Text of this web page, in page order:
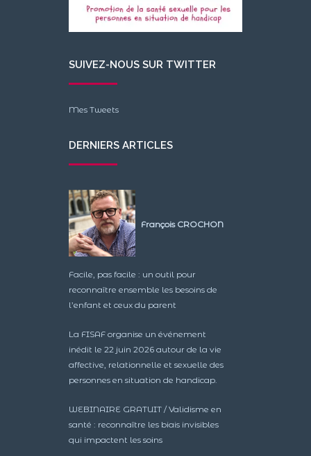
SUIVEZ-NOUS SUR TWITTER
Mes Tweets
DERNIERS ARTICLES
François CROCHON
Facile, pas facile : un outil pour
reconnaître ensemble les besoins de
l’enfant et ceux du parent
La FISAF organise un événement
inédit le 22 juin 2026 autour de la vie
affective, relationnelle et sexuelle des
personnes en situation de handicap.
WEBINAIRE GRATUIT / Validisme en
santé : reconnaître les biais invisibles
qui impactent les soins